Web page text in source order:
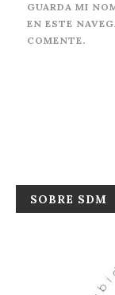
GUARDA MI
EN ESTE
COMENTE.
SOBRE SDM